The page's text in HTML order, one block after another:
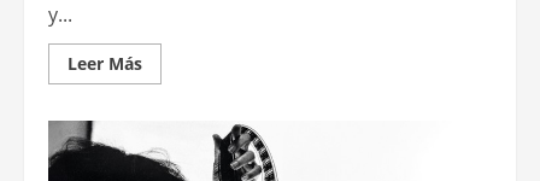
y...
Leer MásLeer
más
York
presenta